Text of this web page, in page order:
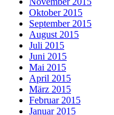
Oktober 2015
September 2015
August 2015
Juli 2015
Juni 2015
Mai 2015
April 2015
März 2015
Februar 2015
Januar 2015